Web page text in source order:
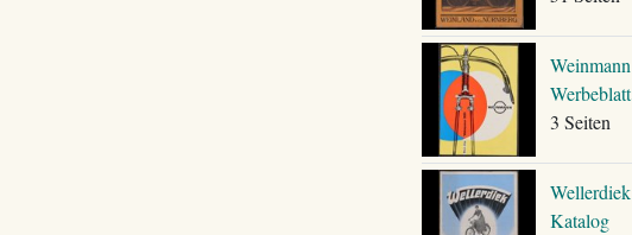
Weinmann
Werbeblatt
3 Seiten
Wellerdiek
Katalog